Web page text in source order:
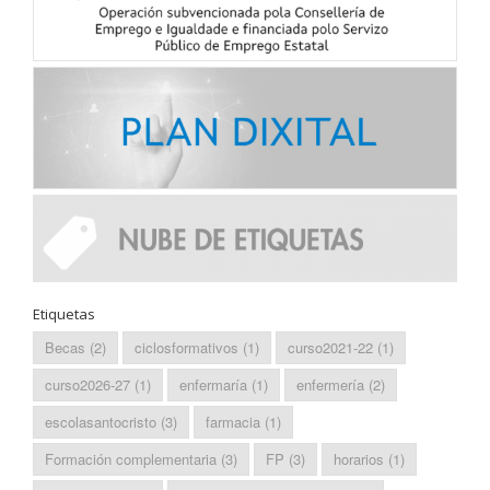
Etiquetas
Becas (2) ciclosformativos (1) curso2021-22 (1)
curso2026-27 (1) enfermaría (1) enfermería (2)
escolasantocristo (3) farmacia (1)
Formación complementaria (3) FP (3) horarios (1)